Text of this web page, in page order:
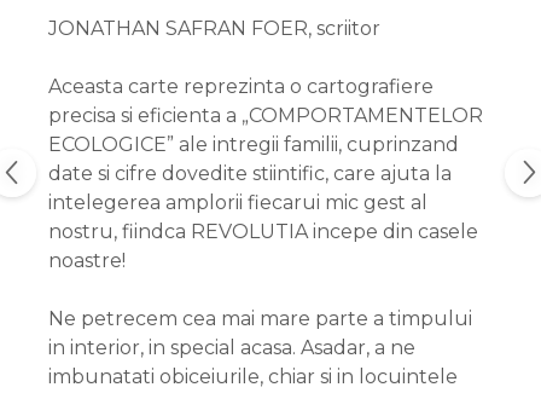
JONATHAN SAFRAN FOER, scriitor
Aceasta carte reprezinta o cartografiere
precisa si eficienta a „COMPORTAMENTELOR
ECOLOGICE” ale intregii familii, cuprinzand
date si cifre dovedite stiintific, care ajuta la
intelegerea amplorii fiecarui mic gest al
nostru, fiindca REVOLUTIA incepe din casele
noastre!
Ne petrecem cea mai mare parte a timpului
in interior, in special acasa. Asadar, a ne
imbunatati obiceiurile, chiar si in locuintele